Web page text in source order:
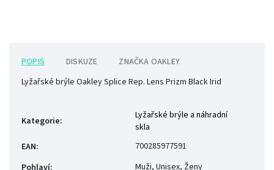
POPIS DISKUZE ZNAČKA OAKLEY
Lyžařské brýle Oakley Splice Rep. Lens Prizm Black Irid
Kategorie:
Lyžařské brýle a náhradní
skla
EAN:
700285977591
Muži, Unisex, Ženy